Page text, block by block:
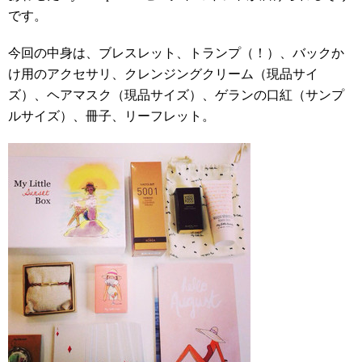
です。
今回の中身は、ブレスレット、トランプ（！）、バックか
け用のアクセサリ、クレンジングクリーム（現品サイ
ズ）、ヘアマスク（現品サイズ）、ゲランの口紅（サンプ
ルサイズ）、冊子、リーフレット。